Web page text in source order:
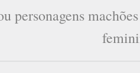
personagens